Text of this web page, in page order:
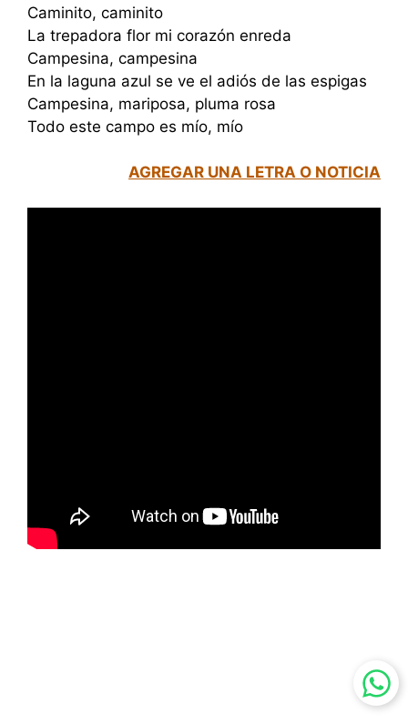
Caminito, caminito
La trepadora flor mi corazón enreda
Campesina, campesina
En la laguna azul se ve el adiós de las espigas
Campesina, mariposa, pluma rosa
Todo este campo es mío, mío
AGREGAR UNA LETRA O NOTICIA